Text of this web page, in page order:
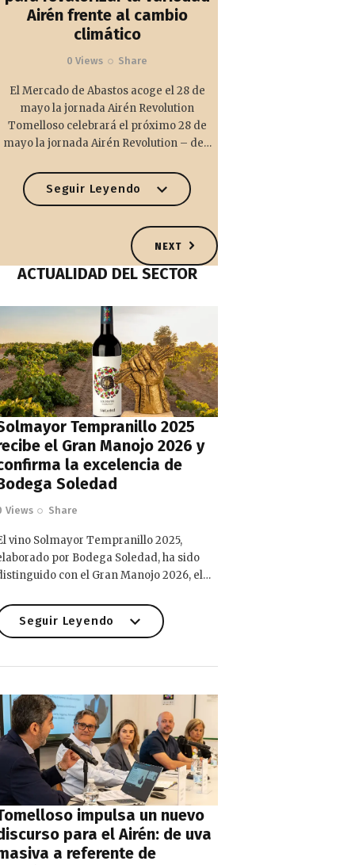
Airén frente al cambio
climático
0 Views Share
El Mercado de Abastos acoge el 28 de
mayo la jornada Airén Revolution
Tomelloso celebrará el próximo 28 de
mayo la jornada Airén Revolution – de…
Seguir Leyendo
NEXT
ACTUALIDAD DEL SECTOR
Tempranillo 2025
el Gran Manojo 2026 y
la excelencia de
Soledad
Views Share
vino Solmayor Tempranillo 2025,
por Bodega Soledad, ha sido
con el Gran Manojo 2026, el…
Seguir Leyendo
impulsa un nuevo
para el Airén: de uva
a referente de